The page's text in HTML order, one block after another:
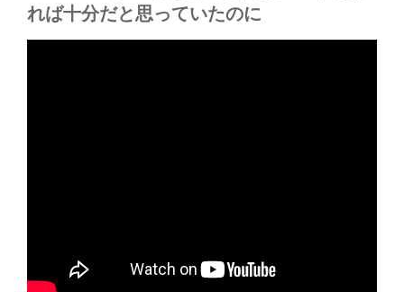
れば十分だと思っていたのに